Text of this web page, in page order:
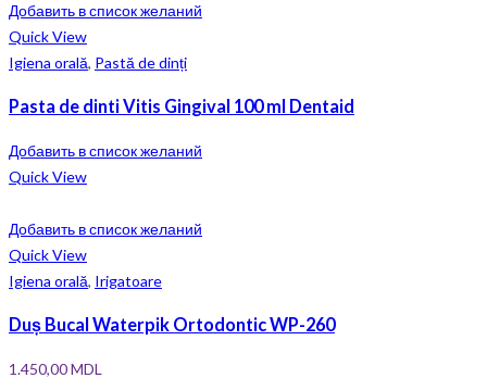
Добавить в список желаний
Quick View
Igiena orală, Pastă de dinți
Pasta de dinti Vitis Gingival 100 ml Dentaid
Добавить в список желаний
Quick View
Добавить в список желаний
Quick View
Igiena orală, Irigatoare
Duș Bucal Waterpik Ortodontic WP-260
1.450,00MDL